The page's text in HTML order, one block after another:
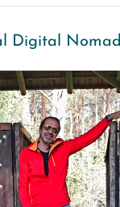
Digital Nomad